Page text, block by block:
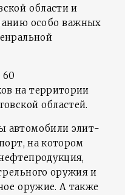
области и
особо важных
60
на территории
областей.
автомобили элит-
на котором
оружия и
оружие. А также